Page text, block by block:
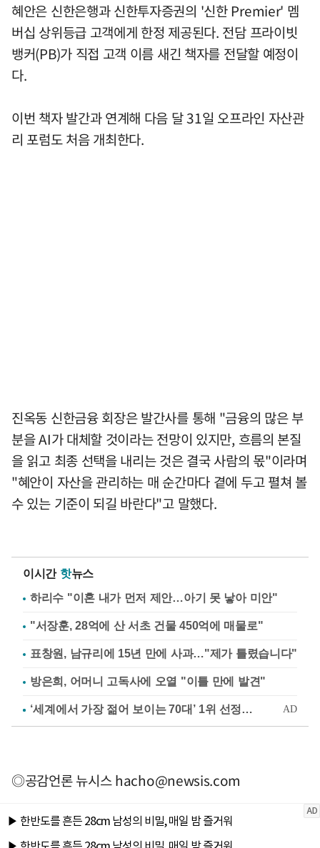
혜안은 신한은행과 신한투자증권의 '신한 Premier' 멤
버십 상위등급 고객에게 한정 제공된다. 전담 프라이빗
뱅커(PB)가 직접 고객 이름 새긴 책자를 전달할 예정이
다.
이번 책자 발간과 연계해 다음 달 31일 오프라인 자산관
리 포럼도 처음 개최한다.
진옥동 신한금융 회장은 발간사를 통해 "금융의 많은 부
분을 AI가 대체할 것이라는 전망이 있지만, 흐름의 본질
을 읽고 최종 선택을 내리는 것은 결국 사람의 몫"이라며
"혜안이 자산을 관리하는 매 순간마다 곁에 두고 펼쳐 볼
수 있는 기준이 되길 바란다"고 말했다.
이시간 핫뉴스
하리수 "이혼 내가 먼저 제안…아기 못 낳아 미안"
"서장훈, 28억에 산 서초 건물 450억에 매물로"
표창원, 남규리에 15년 만에 사과…"제가 틀렸습니다"
방은희, 어머니 고독사에 오열 "이틀 만에 발견"
◎공감언론 뉴시스hacho@newsis.com